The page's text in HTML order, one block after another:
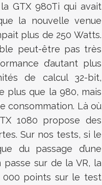
GTX 980Ti qui avait
la nouvelle venue
plus de 250 Watts.
peut-être pas très
d’autant plus
de calcul 32-bit,
plus que la 980, mais
consommation. Là où
1080 propose des
Sur nos tests, si le
du passage d’une
passe sur de la VR, la
000 points sur le test